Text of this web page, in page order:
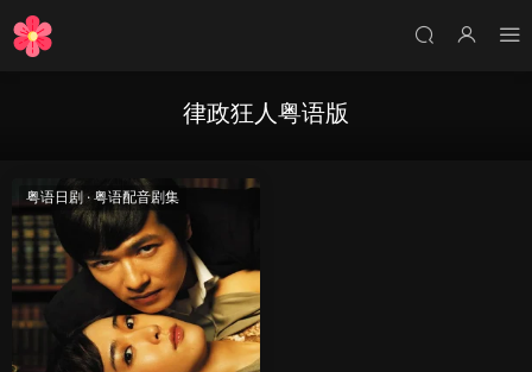
律政狂人粤语版
粤语日剧· 粤语配音剧集